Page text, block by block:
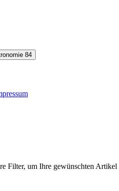
84
Filter, um Ihre gewünschten